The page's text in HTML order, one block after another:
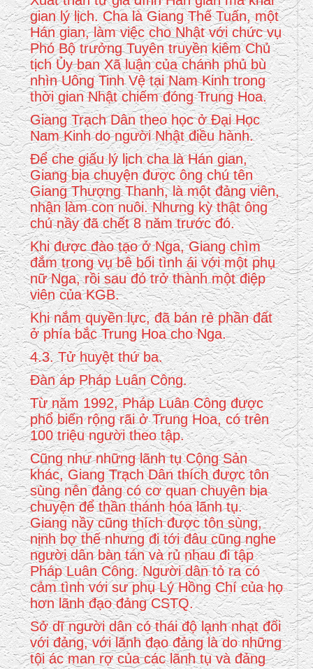
gian lý lịch. Cha là Giang Thế Tuấn, một
Hán gian, làm việc cho Nhật với chức vụ
Phó Bộ trưởng Tuyên truyền kiêm Chủ
tịch Ủy ban Xã luận của chánh phủ bù
nhìn Uông Tinh Vệ tại Nam Kinh trong
thời gian Nhật chiếm đóng Trung Hoa.
Giang Trạch Dân theo học ở Đại Học
Nam Kinh do người Nhật điều hành.
Để che giấu lý lịch cha là Hán gian,
Giang bịa chuyện được ông chú tên
Giang Thượng Thanh, là một đảng viên,
nhận làm con nuôi. Nhưng kỳ thật ông
chú nầy đã chết 8 năm trước đó.
Khi được đào tạo ở Nga, Giang chìm
đắm trong vụ bê bối tình ái với một phụ
nữ Nga, rồi sau đó trở thành một điệp
viên của KGB.
Khi nắm quyền lực, đã bán rẻ phần đất
ở phía bắc Trung Hoa cho Nga.
4.3. Tử huyệt thứ ba.
Đàn áp Pháp Luân Công.
Từ năm 1992, Pháp Luân Công được
phổ biến rộng rãi ở Trung Hoa, có trên
100 triệu người theo tập.
Cũng như những lãnh tụ Cộng Sản
khác, Giang Trạch Dân thích được tôn
sùng nên đảng có cơ quan chuyên bịa
chuyện để thần thánh hóa lãnh tụ.
Giang nầy cũng thích được tôn sùng,
nịnh bợ thế nhưng đi tới đâu cũng nghe
người dân bàn tán và rủ nhau đi tập
Pháp Luân Công. Người dân tỏ ra có
cảm tình với sư phụ Lý Hồng Chí của họ
hơn lãnh đạo đảng CSTQ.
Sở dĩ người dân có thái độ lạnh nhạt đối
với đảng, với lãnh đạo đảng là do những
tội ác man rợ của các lãnh tụ và đảng